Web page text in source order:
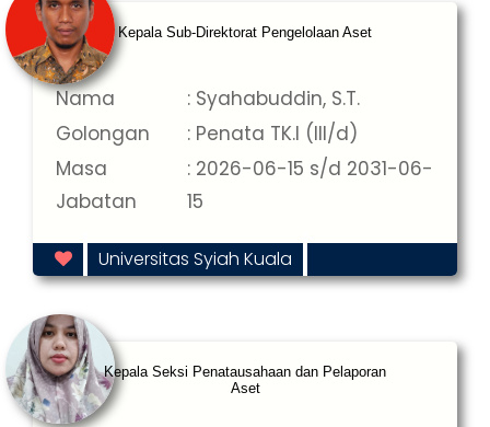
Kepala Sub-Direktorat Pengelolaan Aset
Nama
: Syahabuddin, S.T.
Golongan
: Penata TK.I (III/d)
Masa
Jabatan
: 2026-06-15 s/d 2031-06-
15
Universitas Syiah Kuala
Kepala Seksi Penatausahaan dan Pelaporan
Aset